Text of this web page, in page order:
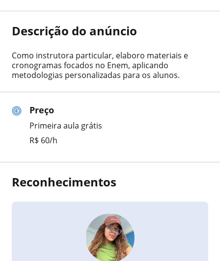
Preço
Primeira aula grátis
R$ 60/h
Descrição do anúncio
Como instrutora particular, elaboro materiais e
cronogramas focados no Enem, aplicando
metodologias personalizadas para os alunos.
Reconhecimentos